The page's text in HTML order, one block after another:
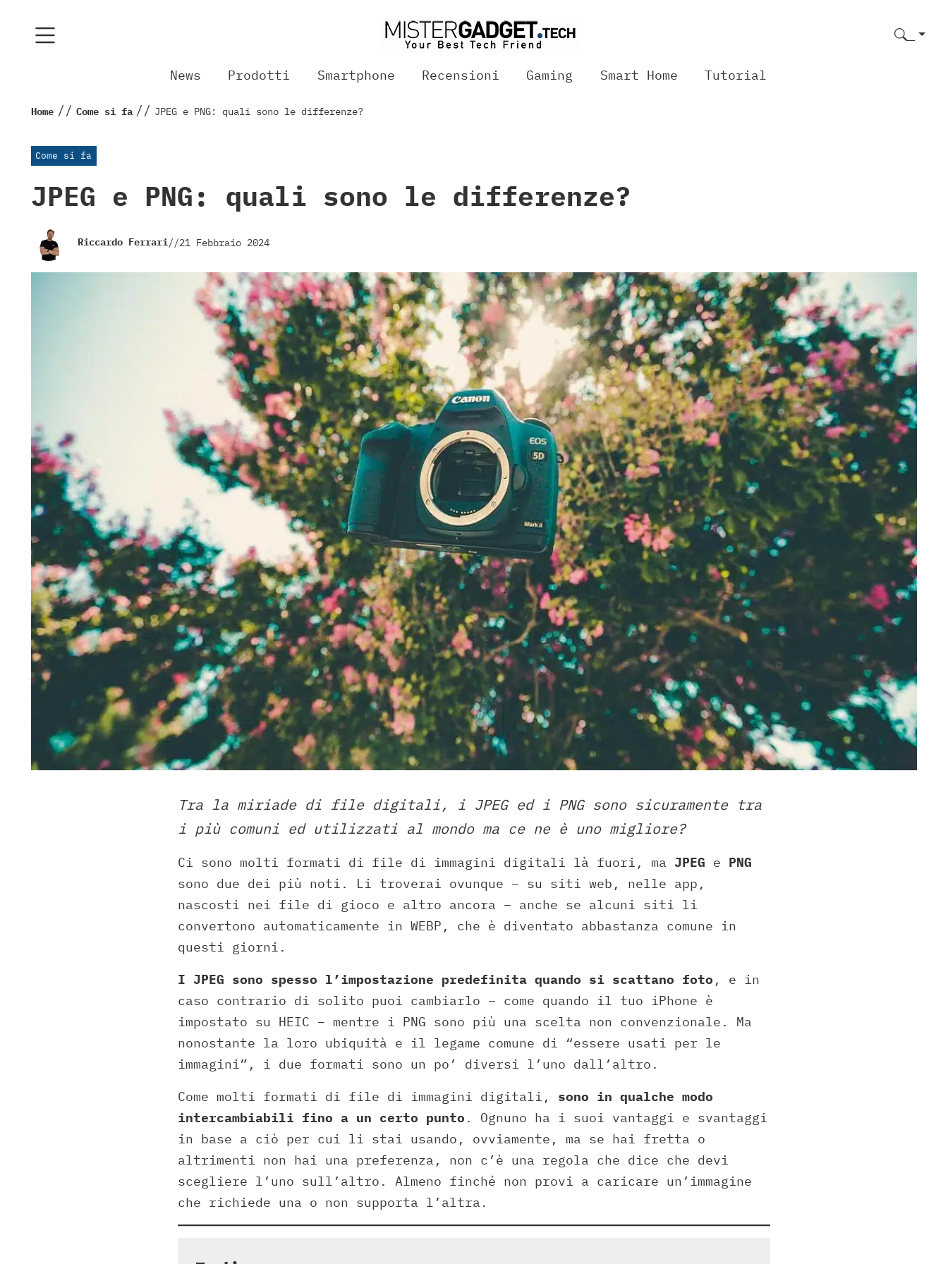
News Prodotti Smartphone Recensioni Gaming Smart Home Tutorial
Home // Come si fa // JPEG e PNG: quali sono le differenze?
Come si fa
JPEG e PNG: quali sono le differenze?
Riccardo Ferrari//21 Febbraio 2024
Tra la miriade di file digitali, i JPEG ed i PNG sono sicuramente tra
i più comuni ed utilizzati al mondo ma ce ne è uno migliore?
Ci sono molti formati di file di immagini digitali là fuori, ma JPEG e PNG
sono due dei più noti. Li troverai ovunque – su siti web, nelle app,
nascosti nei file di gioco e altro ancora – anche se alcuni siti li
convertono automaticamente in WEBP, che è diventato abbastanza comune in
questi giorni.
I JPEG sono spesso l’impostazione predefinita quando si scattano foto , e in
caso contrario di solito puoi cambiarlo – come quando il tuo iPhone è
impostato su HEIC – mentre i PNG sono più una scelta non convenzionale. Ma
nonostante la loro ubiquità e il legame comune di “essere usati per le
immagini”, i due formati sono un po’ diversi l’uno dall’altro.
Come molti formati di file di immagini digitali, sono in qualche modo
intercambiabili fino a un certo punto . Ognuno ha i suoi vantaggi e svantaggi
in base a ciò per cui li stai usando, ovviamente, ma se hai fretta o
altrimenti non hai una preferenza, non c’è una regola che dice che devi
scegliere l’uno sull’altro. Almeno finché non provi a caricare un’immagine
che richiede una o non supporta l’altra.